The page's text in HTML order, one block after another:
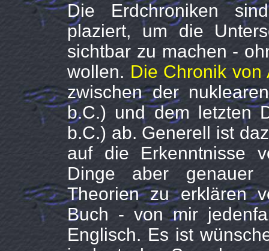
Die Erdchroniken
plaziert, um die
sichtbar zu machen -
wollen. Die Chronik von
zwischen der
b.C.) und dem letzten
b.C.) ab. Generell ist
auf die Erkenntnisse
Dinge aber genauer
Theorien zu erklären
Buch - von mir
Englisch. Es ist